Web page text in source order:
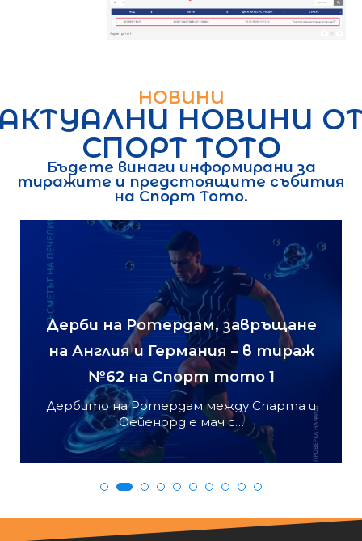
НОВИНИ
НОВИНИ
СПОРТ ТОТО
Бъдете винаги информирани за
тиражите и предстоящите събития
на Спорт Тото.
Дерби на Ротердам, завръщане
на Англия и Германия – в тираж
№62 на Спорт тото 1
Дербито на Ротердам между Спарта и
Фейенорд е мач с…